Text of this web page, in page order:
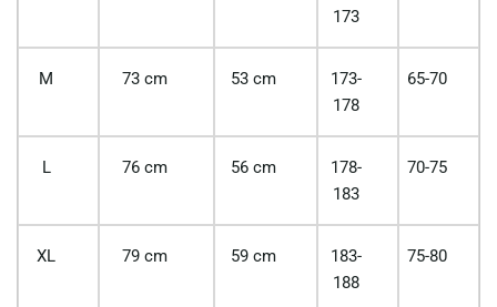
173
M 73 cm 53 cm
173-
178
65-70
L 76 cm 56 cm
178-
183
70-75
XL 79 cm 59 cm
183-
188
75-80